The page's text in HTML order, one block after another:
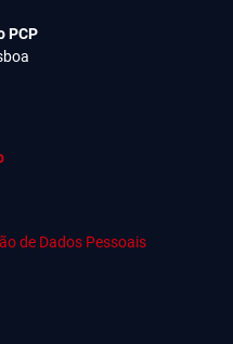
PCP
de Dados Pessoais